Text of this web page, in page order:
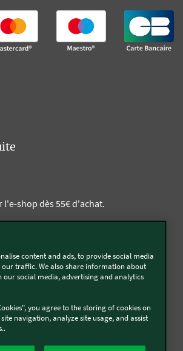
shop dès 55€ d'achat.
content and ads, to provide social media
traffic. We also share information about
our social media, advertising and analytics
you agree to the storing of cookies on
navigation, analyze site usage, and assist